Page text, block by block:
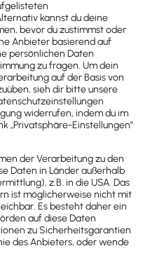
2025
Buchhaltungssoftware
Testsieger
Testsieger
2025